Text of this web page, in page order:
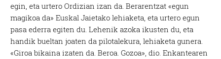
egin, eta urtero Ordizian izan da. Berarentzat «egun
magikoa da» Euskal Jaietako lehiaketa, eta urtero egun
pasa ederra egiten du. Lehenik azoka ikusten du, eta
handik bueltan joaten da pilotalekura, lehiaketa gunera.
«Giroa bikaina izaten da. Beroa. Gozoa», dio. Enkantearen